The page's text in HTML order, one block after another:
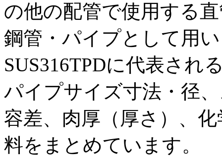
の他の配管で使用する
鋼管・パイプとして用
SUS316TPDに代表され
パイプサイズ寸法・径
容差、肉厚（厚さ）、
料をまとめています。